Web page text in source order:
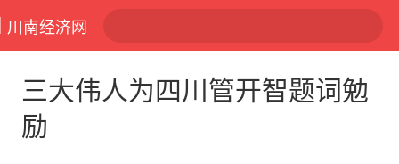
川南经济网
三大伟人为四川管开智题词勉
励